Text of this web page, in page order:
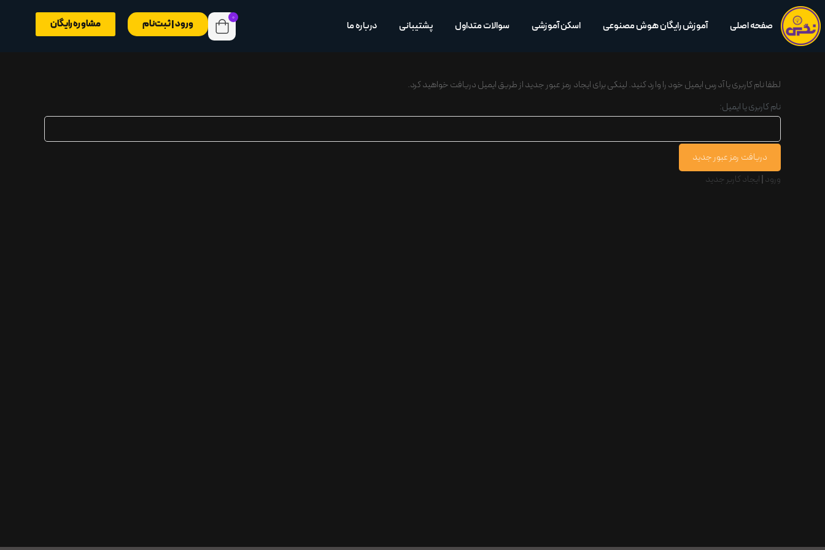
صفحه اصلی آموزش رایگان هوش مصنوعی اسکن آموزشی سوالات متداول پشتیبانی درباره ما ورود | ثبت‌نام
0
مشاوره رایگان
لطفا نام کاربری یا آدرس ایمیل خود را وارد کنید. لینکی برای ایجاد رمز عبور جدید از طریق ایمیل دریافت خواهید کرد.
نام کاربری یا ایمیل:
ورود|ایجاد کاربر جدید